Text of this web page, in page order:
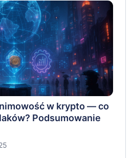
w krypto — co
Podsumowanie